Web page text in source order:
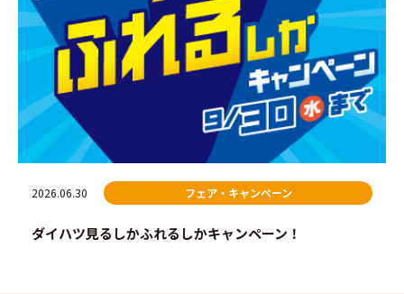
2026.06.30 フェア・キャンペーン
ダイハツ見るしかふれるしかキャンペーン！